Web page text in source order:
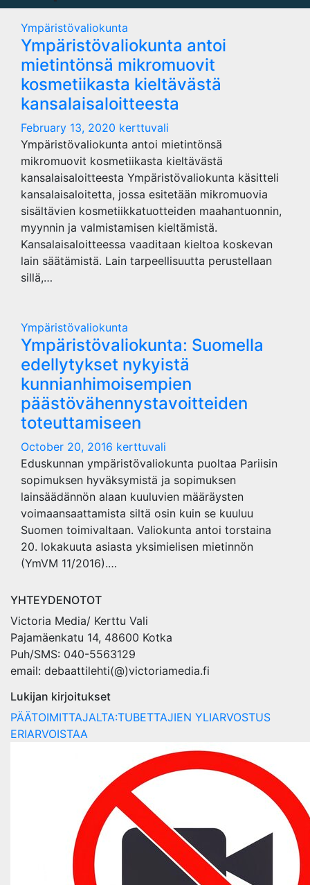
Ympäristövaliokunta
Ympäristövaliokunta antoi
mietintönsä mikromuovit
kosmetiikasta kieltävästä
kansalaisaloitteesta
February 13, 2020 kerttuvali
Ympäristövaliokunta antoi mietintönsä
mikromuovit kosmetiikasta kieltävästä
kansalaisaloitteesta Ympäristövaliokunta käsitteli
kansalaisaloitetta, jossa esitetään mikromuovia
sisältävien kosmetiikkatuotteiden maahantuonnin,
myynnin ja valmistamisen kieltämistä.
Kansalaisaloitteessa vaaditaan kieltoa koskevan
lain säätämistä. Lain tarpeellisuutta perustellaan
sillä,…
Ympäristövaliokunta
Ympäristövaliokunta: Suomella
edellytykset nykyistä
kunnianhimoisempien
päästövähennystavoitteiden
toteuttamiseen
October 20, 2016 kerttuvali
Eduskunnan ympäristövaliokunta puoltaa Pariisin
sopimuksen hyväksymistä ja sopimuksen
lainsäädännön alaan kuuluvien määräysten
voimaansaattamista siltä osin kuin se kuuluu
Suomen toimivaltaan. Valiokunta antoi torstaina
20. lokakuuta asiasta yksimielisen mietinnön
(YmVM 11/2016).…
YHTEYDENOTOT
Victoria Media/ Kerttu Vali
Pajamäenkatu 14, 48600 Kotka
Puh/SMS: 040-5563129
email: debaattilehti(@)victoriamedia.fi
Lukijan kirjoitukset
PÄÄTOIMITTAJALTA:TUBETTAJIEN YLIARVOSTUS
ERIARVOISTAA